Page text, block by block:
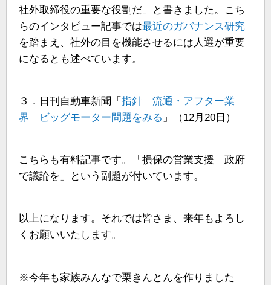
社外取締役の重要な役割だ」と書きました。こち
らのインタビュー記事では最近のガバナンス研究
を踏まえ、社外の目を機能させるには人選が重要
になるとも述べています。
３．日刊自動車新聞「 指針 流通・アフター業
界 ビッグモーター問題をみる 」（12月20日）
こちらも有料記事です。「損保の営業支援 政府
で議論を」という副題が付いています。
以上になります。それでは皆さま、来年もよろし
くお願いいたします。
※今年も家族みんなで栗きんとんを作りました